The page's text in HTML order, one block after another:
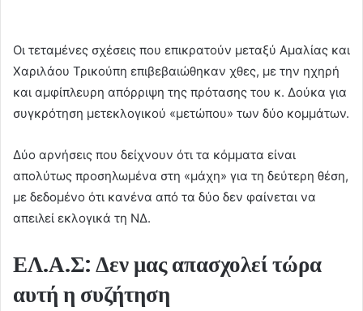
Οι τεταμένες σχέσεις που επικρατούν μεταξύ Αμαλίας και
Χαριλάου Τρικούπη επιβεβαιώθηκαν χθες, με την ηχηρή
και αμφίπλευρη απόρριψη της πρότασης του κ. Δούκα για
συγκρότηση μετεκλογικού «μετώπου» των δύο κομμάτων.
Δύο αρνήσεις που δείχνουν ότι τα κόμματα είναι
απολύτως προσηλωμένα στη «μάχη» για τη δεύτερη θέση,
με δεδομένο ότι κανένα από τα δύο δεν φαίνεται να
απειλεί εκλογικά τη ΝΔ.
ΕΛ.Α.Σ: Δεν μας απασχολεί τώρα
αυτή η συζήτηση